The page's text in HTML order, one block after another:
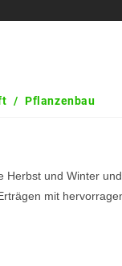
/ Pflanzenbau
Herbst und Winter
mit